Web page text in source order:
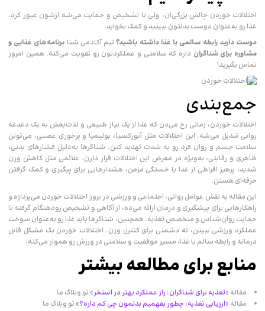
اختلالات خوردن چالش بزرگی‌ان، ولی با تشخیص و حمایت می‌شه ازشون عبور کرد.
غذا رو به‌عنوان دوست بدنتون ببینید و کمک بخواید.
دوست دارید رابطه سالمی با غذا داشته باشید؟تیم آکادمی شنا برنامه‌های غذایی و
مشاوره برای شناگران داره که سلامتی و عملکردتون رو تقویت می‌کنه. همین امروز
تماس بگیرید!
جمع‌بندی
اختلالات خوردن، زمانی رخ می‌دن که غذا از یک نیاز طبیعی و لذت‌بخش به یک دغدغه
روانی تبدیل می‌شه. این اختلالات مثل آنورکسیا، بولیمیا و پرخوری عصبی، می‌تونن
سلامت جسم و روان فرد رو به شدت تهدید کنن. شناگرها به‌دلیل فشارهای بدنی،
ظاهری و رقابتی، به‌ویژه در معرض این اختلالات قرار دارن. علائمی مثل کاهش وزن
شدید، پرهیز افراطی از غذا یا خستگی مزمن، هشدارهایی برای پیگیری و کمک گرفتن
حرفه‌ای هستن.
این مقاله به نقش عوامل روانی، اجتماعی و ورزشی در بروز اختلالات خوردن می‌پردازه و
راهکارهایی برای پیشگیری و درمان ارائه می‌ده، از آگاهی و تشخیص زودهنگام گرفته تا
حمایت روان‌شناس و متخصص تغذیه‌. همچنین، شناگرها باید غذا رو به‌عنوان سوخت
عملکرد ورزشی ببینن، نه دشمنی برای کنترل وزن. اختلالات خوردن یک مشکل قابل
درمانه و رابطه سالم با غذا، مسیر موفقیت و سلامتی در ورزش رو هموار می‌کنه.
منابع برای مطالعه بیشتر
مقاله «تغذیه برای شناگران: راز عملکرد بهتر در استخر» تو وبلاگ ما
مقاله «ارزیابی تغذیه: چطور بفهمیم بدنمون چی کم داره؟» تو وبلاگ ما